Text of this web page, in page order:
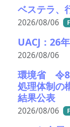
ベステラ、
2026/08/06
UACJ：26
2026/08/06
環境省 令8
処理体制の
結果公表
2026/08/06